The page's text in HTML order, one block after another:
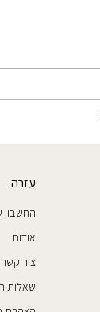
עזרה
החשבון
אודות
צור קשר
שאלות